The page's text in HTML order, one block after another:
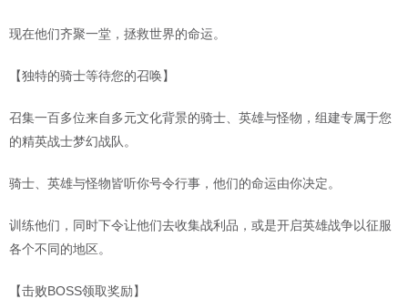
现在他们齐聚一堂，拯救世界的命运。
【独特的骑士等待您的召唤】
召集一百多位来自多元文化背景的骑士、英雄与怪物，组建专属于您
的精英战士梦幻战队。
骑士、英雄与怪物皆听你号令行事，他们的命运由你决定。
训练他们，同时下令让他们去收集战利品，或是开启英雄战争以征服
各个不同的地区。
【击败BOSS领取奖励】